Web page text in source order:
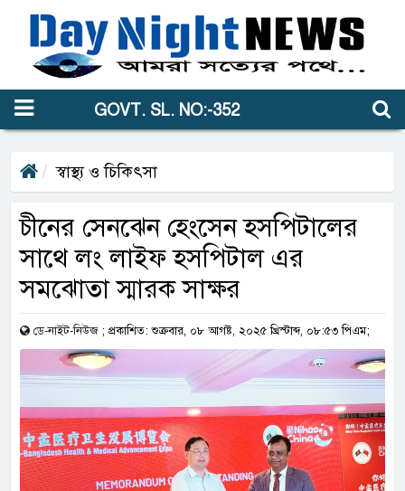
GOVT. SL. NO:-352
স্বাস্থ্য ও চিকিৎসা
চীনের সেনঝেন হেংসেন হসপিটালের
সাথে লং লাইফ হসপিটাল এর
সমঝোতা স্মারক সাক্ষর
ডে-নাইট-নিউজ ; প্রকাশিত: শুক্রবার, ০৮ আগষ্ট, ২০২৫ খ্রিস্টাব্দ, ০৮:৫৩ পিএম;